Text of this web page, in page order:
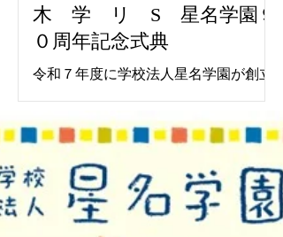
には停めないようにお願いします。 記
念講演中は写真・動画撮影共に禁止で
す。ぜひ生の目でご覧ください。
木 学 リ S 星名学園９
０周年記念式典
令和７年度に学校法人星名学園が創立
講堂にて記念式典・記念講演を行いま
講師にはわくわくさんでおなじみ久保
田雅人氏を講師に「創造力と学びの楽
しさを」を演目に工作教室を行って